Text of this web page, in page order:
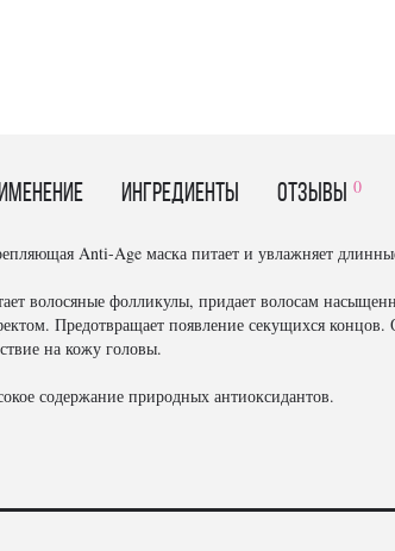
Ингредиенты отзывы 0
Anti-Age маска питает и увлажняет
волосяные фолликулы, придает волосам
Предотвращает появление секущихся
на кожу головы.
содержание природных антиоксидантов.